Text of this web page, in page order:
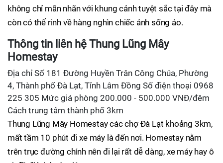
không chỉ mãn nhãn với khung cảnh tuyệt sắc tại đây mà
còn có thể rinh về hàng nghìn chiếc ảnh sống ảo.
Thông tin liên hệ Thung Lũng Mây
Homestay
Địa chỉ Số 181 Đường Huyền Trân Công Chúa, Phường
4, Thành phố Đà Lạt, Tỉnh Lâm Đồng Số điện thoại 0968
225 305 Mức giá phòng 200.000 - 500.000 VNĐ/đêm
Cách trung tâm thành phố 3km
Thung Lũng Mây Homestay các chợ Đà Lạt khoảng 3km,
mất tầm 10 phút đi xe máy là đến nơi. Homestay nằm
trên trục đường chính nên đi lại rất dễ dàng, xe máy hay ô